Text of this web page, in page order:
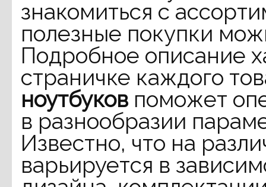
знакомиться с
полезные покупки
Подробное описание
страничке каждого
ноутбуковпоможет
в разнообразии
Известно, что на
варьируется в